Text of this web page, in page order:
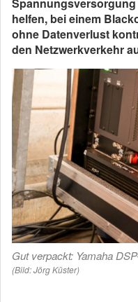
helfen, bei einem
ohne Datenverlust
den Netzwerkverkehr
Gut verpackt: Yamaha
(Bild: Jörg Küster)